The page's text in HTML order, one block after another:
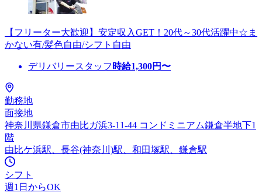
【フリーター大歓迎】安定収入GET！20代～30代活躍中☆ま
かない有/髪色自由/シフト自由
デリバリースタッフ 時給1,300円〜
勤務地
面接地
神奈川県鎌倉市由比ガ浜3-11-44 コンドミニアム鎌倉半地下1
階
由比ケ浜駅、長谷(神奈川)駅、和田塚駅、鎌倉駅
シフト
週1日からOK